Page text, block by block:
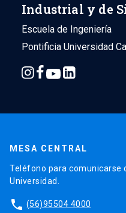
Industrial y de
Escuela de Ingeniería
Pontificia Universidad
MESA CENTRAL
Teléfono para comunicarse
Universidad.
phone (56)95504 4000